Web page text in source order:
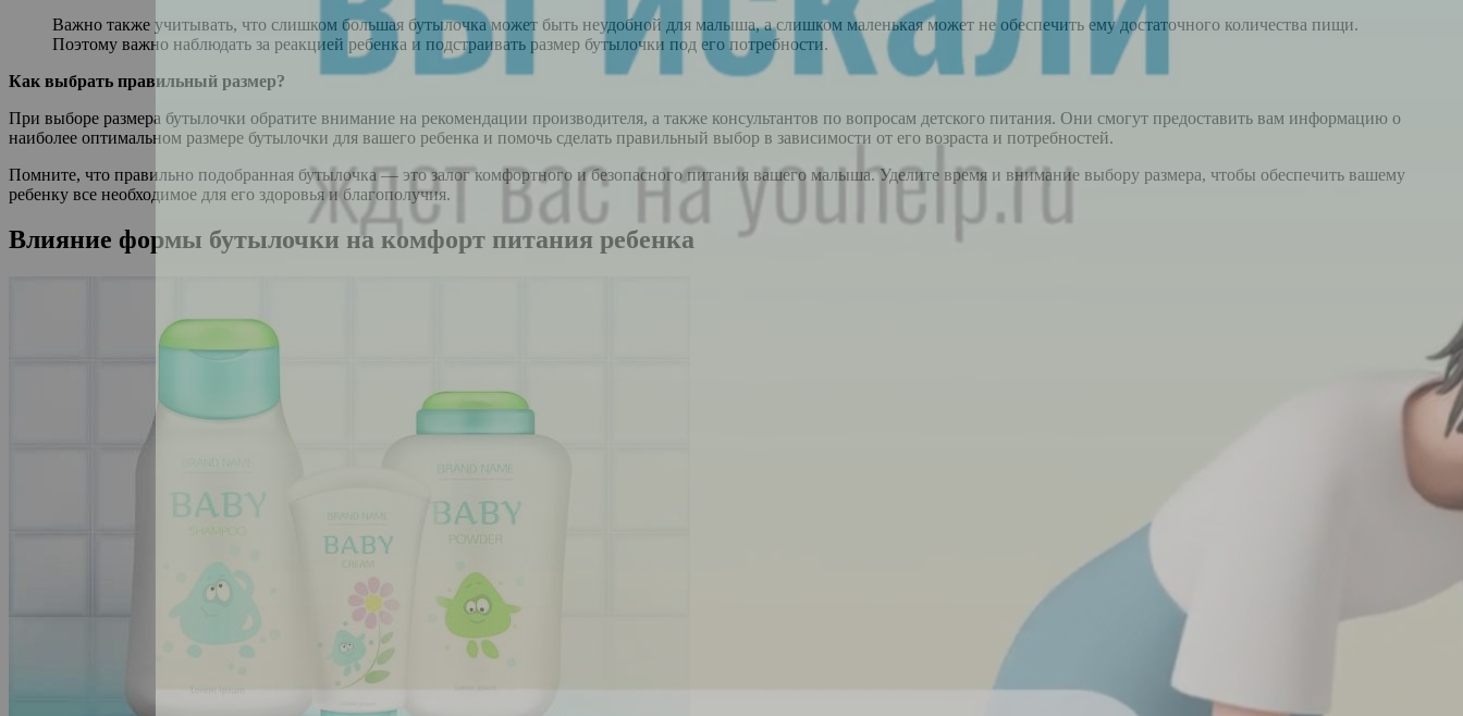
Важно также учитывать, что слишком большая бутылочка может быть неудобной для малыша, а слишком маленькая может не обеспечить ему достаточного количества пищи.
Поэтому важно наблюдать за реакцией ребенка и подстраивать размер бутылочки под его потребности.
Как выбрать правильный размер?
При выборе размера бутылочки обратите внимание на рекомендации производителя, а также консультантов по вопросам детского питания. Они смогут предоставить вам информацию о
наиболее оптимальном размере бутылочки для вашего ребенка и помочь сделать правильный выбор в зависимости от его возраста и потребностей.
Помните, что правильно подобранная бутылочка — это залог комфортного и безопасного питания вашего малыша. Уделите время и внимание выбору размера, чтобы обеспечить вашему
ребенку все необходимое для его здоровья и благополучия.
Влияние формы бутылочки на комфорт питания ребенка